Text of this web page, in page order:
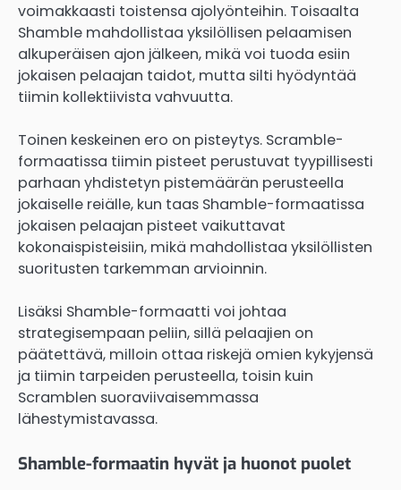
voimakkaasti toistensa ajolyönteihin. Toisaalta
Shamble mahdollistaa yksilöllisen pelaamisen
alkuperäisen ajon jälkeen, mikä voi tuoda esiin
jokaisen pelaajan taidot, mutta silti hyödyntää
tiimin kollektiivista vahvuutta.
Toinen keskeinen ero on pisteytys. Scramble-
formaatissa tiimin pisteet perustuvat tyypillisesti
parhaan yhdistetyn pistemäärän perusteella
jokaiselle reiälle, kun taas Shamble-formaatissa
jokaisen pelaajan pisteet vaikuttavat
kokonaispisteisiin, mikä mahdollistaa yksilöllisten
suoritusten tarkemman arvioinnin.
Lisäksi Shamble-formaatti voi johtaa
strategisempaan peliin, sillä pelaajien on
päätettävä, milloin ottaa riskejä omien kykyjensä
ja tiimin tarpeiden perusteella, toisin kuin
Scramblen suoraviivaisemmassa
lähestymistavassa.
Shamble-formaatin hyvät ja huonot puolet